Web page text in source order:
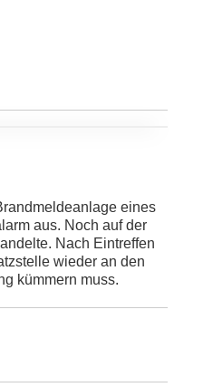
eines
aus. Noch auf der
Nach Eintreffen
wieder an den
kümmern muss.